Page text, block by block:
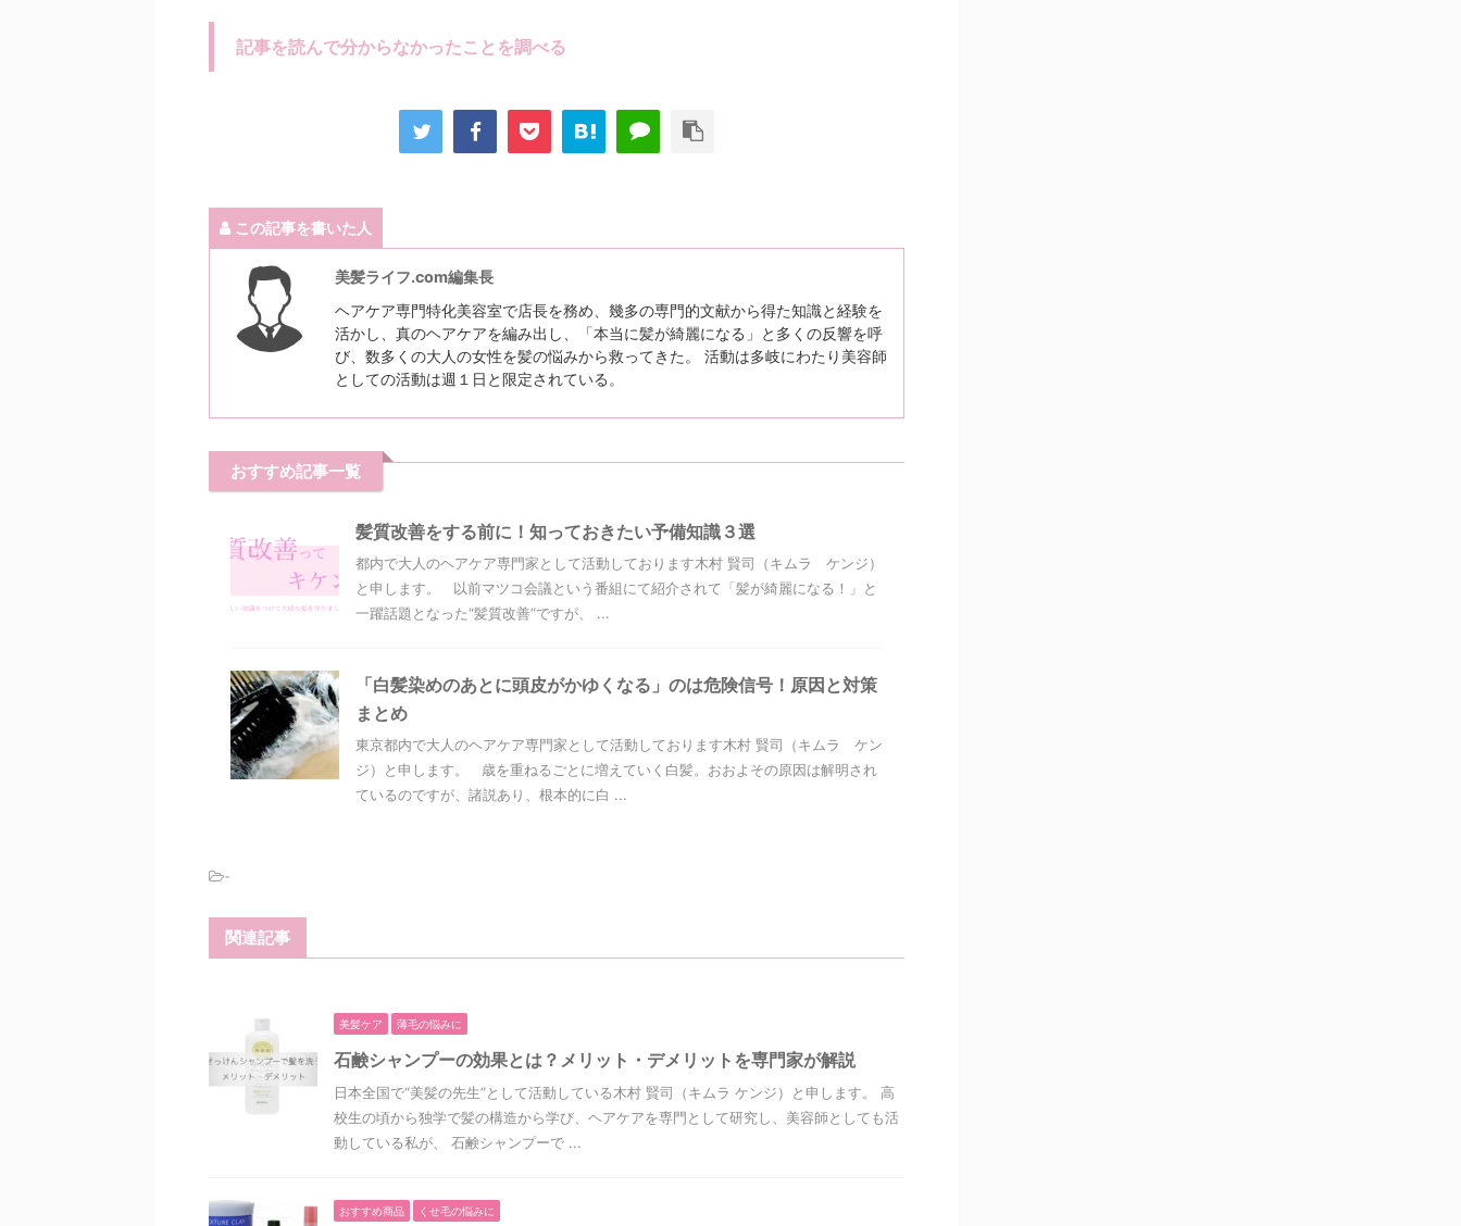
記事を読んで分からなかったことを調べる
この記事を書いた人
美髪ライフ.com編集長
ヘアケア専門特化美容室で店長を務め、幾多の専門的文献から得た知識と経験を
活かし、真のヘアケアを編み出し、「本当に髪が綺麗になる」と多くの反響を呼
び、数多くの大人の女性を髪の悩みから救ってきた。 活動は多岐にわたり美容師
としての活動は週１日と限定されている。
おすすめ記事一覧
髪質改善をする前に！知っておきたい予備知識３選
都内で大人のヘアケア専門家として活動しております木村 賢司（キムラ ケンジ）
と申します。 以前マツコ会議という番組にて紹介されて「髪が綺麗になる！」と
一躍話題となった“髪質改善”ですが、 ...
「白髪染めのあとに頭皮がかゆくなる」のは危険信号！原因と対策
まとめ
東京都内で大人のヘアケア専門家として活動しております木村 賢司（キムラ ケン
ジ）と申します。 歳を重ねるごとに増えていく白髪。おおよその原因は解明され
ているのですが、諸説あり、根本的に白 ...
-
関連記事
美髪ケア 薄毛の悩みに
石鹸シャンプーの効果とは？メリット・デメリットを専門家が解説
日本全国で“美髪の先生”として活動している木村 賢司（キムラ ケンジ）と申します。 高
校生の頃から独学で髪の構造から学び、ヘアケアを専門として研究し、美容師としても活
動している私が、 石鹸シャンプーで ...
おすすめ商品 くせ毛の悩みに